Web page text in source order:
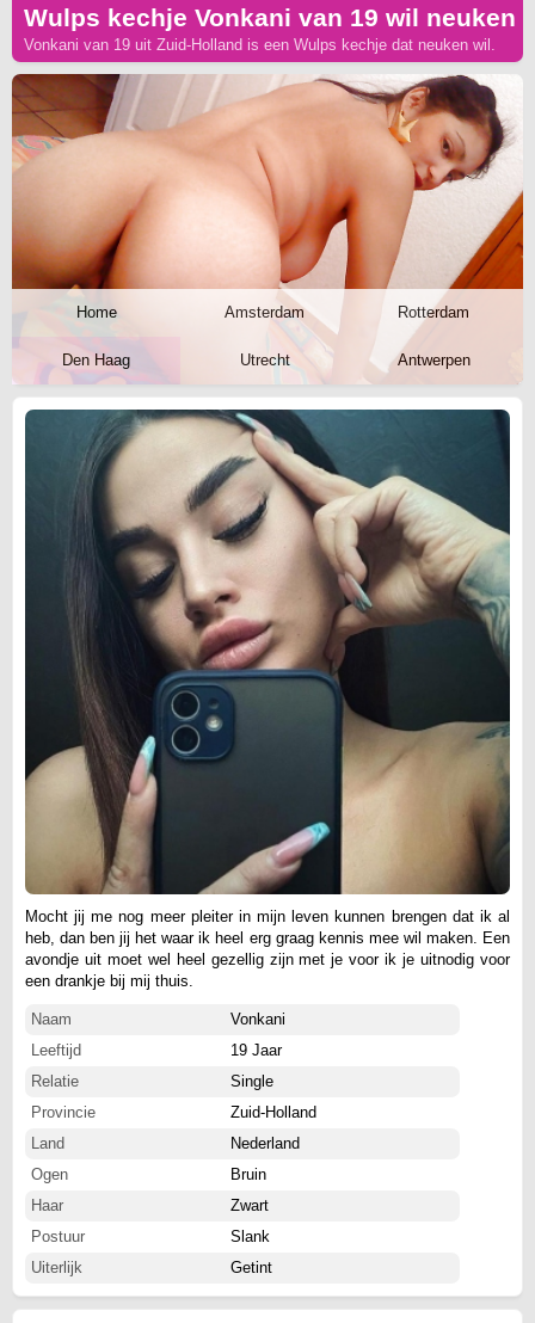
Wulps kechje Vonkani van 19 wil neuken
Vonkani van 19 uit Zuid-Holland is een Wulps kechje dat neuken wil.
Home Amsterdam Rotterdam
Den Haag Utrecht Antwerpen
Mocht jij me nog meer pleiter in mijn leven kunnen brengen dat ik al
heb, dan ben jij het waar ik heel erg graag kennis mee wil maken. Een
avondje uit moet wel heel gezellig zijn met je voor ik je uitnodig voor
een drankje bij mij thuis.
Naam
Vonkani
Leeftijd
19 Jaar
Relatie
Single
Provincie
Zuid-Holland
Land
Nederland
Ogen
Bruin
Haar
Zwart
Postuur
Slank
Uiterlijk
Getint